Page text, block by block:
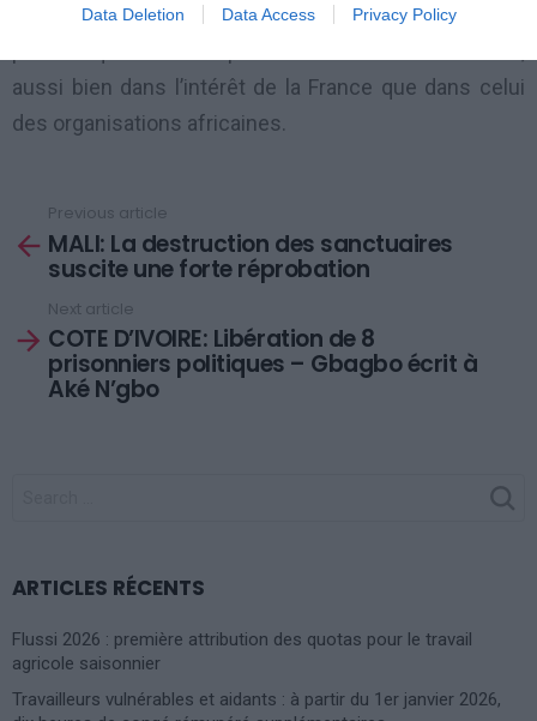
Data Deletion Data Access Privacy Policy
sauver la Centrafrique à la fois de Bozizé et d’un autre
aussi bien dans l’intérêt de la France que dans celui
des organisations africaines.
more
Previous article
MALI: La destruction des sanctuaires
suscite une forte réprobation
Next article
COTE D’IVOIRE: Libération de 8
prisonniers politiques – Gbagbo écrit à
Aké N’gbo
ARTICLES RÉCENTS
Flussi 2026 : première attribution des quotas pour le travail
agricole saisonnier
Travailleurs vulnérables et aidants : à partir du 1er janvier 2026,